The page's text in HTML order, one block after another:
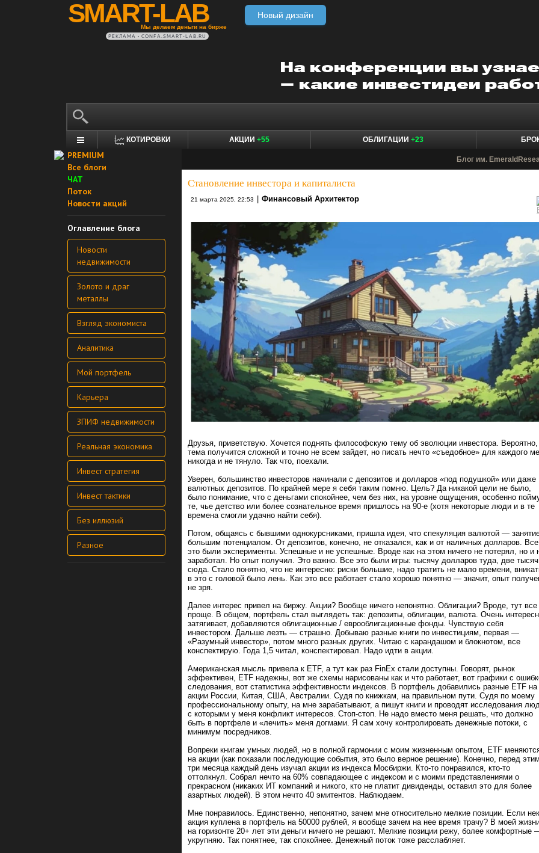
SMART-LAB
Мы делаем деньги на бирже
Новый дизайн
РЕКЛАМА • CONFA.SMART-LAB.RU
КОТИРОВКИ АКЦИИ +55 ОБЛИГАЦИИ +23
PREMIUM
Все блоги
ЧАТ
Поток
Новости акций
Оглавление блога
Новости
недвижимости
Золото и драг
металлы
Взгляд экономиста
Аналитика
Мой портфель
Карьера
ЗПИФ недвижимости
Реальная экономика
Инвест стратегия
Инвест тактики
Без иллюзий
Разное
Блог им.
Становление инвестора и капиталиста
21 марта 2025, 22:53 Финансовый Архитектор
Друзья, приветствую. Хочется поднять философскую тему об эволюции инвестора. Вероятно,
тема получится сложной и точно не всем зайдет, но писать нечто «съедобное» для каждого
никогда и не тянуло. Так что, поехали.
Уверен, большинство инвесторов начинали с депозитов и долларов «под подушкой» или даже
валютных депозитов. По крайней мере я себя таким помню. Цель? Да никакой цели не было,
было понимание, что с деньгами спокойнее, чем без них, на уровне ощущения, особенно
те, чье детство или более сознательное время пришлось на 90-е (хотя некоторые люди и в те
времена смогли удачно найти себя).
Потом, общаясь с бывшими однокурсниками, пришла идея, что спекуляция валютой —
большим потенциалом. От депозитов, конечно, не отказался, как и от наличных долларов. Все
это были эксперименты. Успешные и не успешные. Вроде как на этом ничего не потерял, но и
заработал. Но опыт получил. Это важно. Все это были игры: тысячу долларов туда, две
сюда. Стало понятно, что не интересно: риски большие, надо тратить не мало времени,
в это с головой было лень. Как это все работает стало хорошо понятно — значит, опыт
не зря.
Далее интерес привел на биржу. Акции? Вообще ничего непонятно. Облигации? Вроде, тут все
проще. В общем, портфель стал выглядеть так: депозиты, облигации, валюта. Очень
затягивает, добавляются облигационные / еврооблигационные фонды. Чувствую себя
инвестором. Дальше лезть — страшно. Добываю разные книги по инвестициям, первая —
«Разумный инвестор», потом много разных других. Читаю с карандашом и блокнотом, все
конспектирую. Года 1,5 читал, конспектировал. Надо идти в акции.
Американская мысль привела к ETF, а тут как раз FinEx стали доступны. Говорят, рынок
эффективен, ETF надежны, вот же схемы нарисованы как и что работает, вот графики с
следования, вот статистика эффективности индексов. В портфель добавились разные ETF на
акции России, Китая, США, Австралии. Судя по книжкам, на правильном пути. Судя по моему
профессиональному опыту, на мне зарабатывают, а пишут книги и проводят исследования
с которыми у меня конфликт интересов. Стоп-стоп. Не надо вместо меня решать, что должно
быть в портфеле и «лечить» меня догмами. Я сам хочу контролировать денежные потоки, с
минимум посредников.
Вопреки книгам умных людей, но в полной гармонии с моим жизненным опытом, ETF
на акции (как показали последующие события, это было верное решение). Конечно, перед
три месяца каждый день изучал акции из индекса Мосбиржи. Кто-то понравился, кто-то
оттолкнул. Собрал нечто на 60% совпадающее с индексом и с моими представлениями о
прекрасном (никаких ИТ компаний и никого, кто не платит дивиденды, оставил это для более
азартных людей). В этом нечто 40 эмитентов. Наблюдаем.
Мне понравилось. Единственно, непонятно, зачем мне относительно мелкие позиции. Если
акция куплена в портфель на 50000 рублей, я вообще зачем на нее время трачу? В моей
на горизонте 20+ лет эти деньги ничего не решают. Мелкие позиции режу, более комфортные
укрупняю. Так понятнее, так спокойнее. Денежный поток тоже расслабляет.